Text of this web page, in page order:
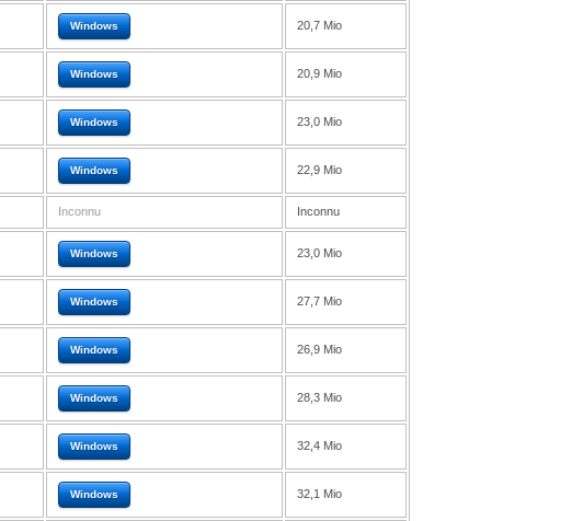
Windows 20,7 Mio
Windows 20,9 Mio
Windows 23,0 Mio
Windows 22,9 Mio
Inconnu Inconnu
Windows 23,0 Mio
Windows 27,7 Mio
Windows 26,9 Mio
Windows 28,3 Mio
Windows 32,4 Mio
Windows 32,1 Mio